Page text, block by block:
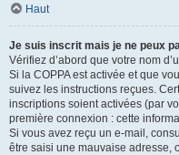
Haut
Je suis inscrit mais je ne peux
Vérifiez d’abord que votre nom
Si la COPPA est activée et que
suivez les instructions reçues.
inscriptions soient activées (par
première connexion : cette
Si vous avez reçu un e-mail,
être saisi une mauvaise adresse,